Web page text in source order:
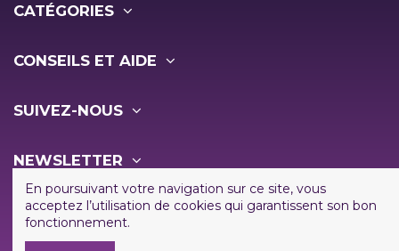
CATÉGORIES
CONSEILS ET AIDE
SUIVEZ-NOUS
NEWSLETTER
En poursuivant votre navigation sur ce site, vous
acceptez l’utilisation de cookies qui garantissent son bon
fonctionnement.